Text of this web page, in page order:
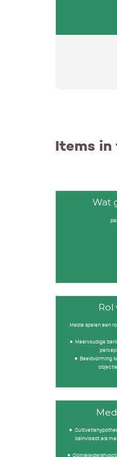
Items in
Wat
Rol
Media spelen een
Meervoudige
Beeldvorming
beïnvloedt als